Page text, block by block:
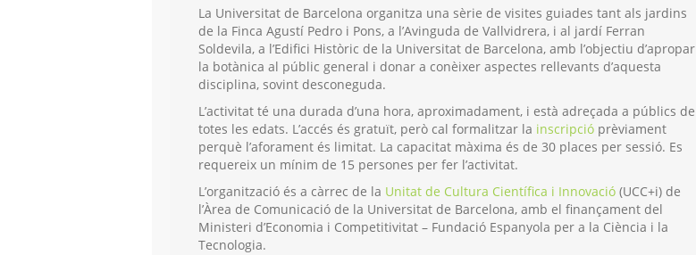
La Universitat de Barcelona organitza una sèrie de visites guiades tant als jardins
de la Finca Agustí Pedro i Pons, a l’Avinguda de Vallvidrera, i al jardí Ferran
Soldevila, a l’Edifici Històric de la Universitat de Barcelona, amb l’objectiu d’apropar
la botànica al públic general i donar a conèixer aspectes rellevants d’aquesta
disciplina, sovint desconeguda.
L’activitat té una durada d’una hora, aproximadament, i està adreçada a públics de
totes les edats. L’accés és gratuït, però cal formalitzar la inscripció prèviament
perquè l’aforament és limitat. La capacitat màxima és de 30 places per sessió. Es
requereix un mínim de 15 persones per fer l’activitat.
L’organització és a càrrec de la Unitat de Cultura Científica i Innovació (UCC+i) de
l’Àrea de Comunicació de la Universitat de Barcelona, amb el finançament del
Ministeri d’Economia i Competitivitat – Fundació Espanyola per a la Ciència i la
Tecnologia.